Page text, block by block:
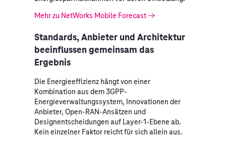
Mehr zu NetWorks Mobile Forecast
Standards, Anbieter und Architektur
beeinflussen gemeinsam das
Ergebnis
Die Energieeffizienz hängt von einer
Kombination aus dem 3GPP-
Energieverwaltungssystem, Innovationen der
Anbieter, Open-RAN-Ansätzen und
Designentscheidungen auf Layer-1-Ebene ab.
Kein einzelner Faktor reicht für sich allein aus.